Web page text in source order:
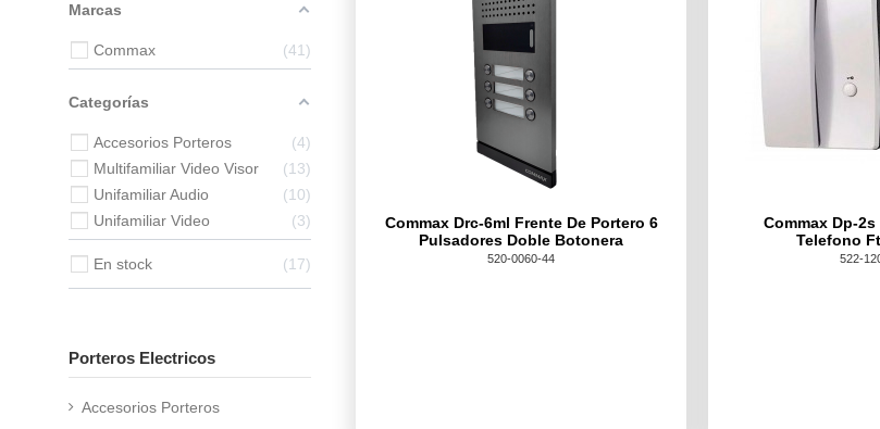
Commax Drc-6ml Frente De Portero 6
Pulsadores Doble Botonera
520-0060-44
Commax Dp-
Telefono
522-
Marcas
Commax 41
Categorías
Accesorios Porteros
4
Multifamiliar Video Visor
13
Unifamiliar Audio
10
Unifamiliar Video
3
En stock 17
Porteros Electricos
Accesorios Porteros